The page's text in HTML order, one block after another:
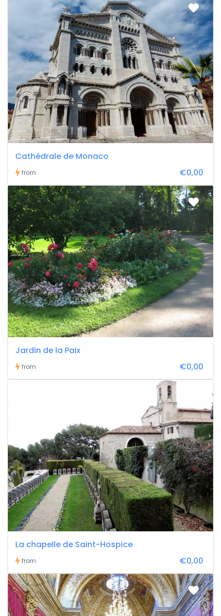
Cathédrale de Monaco
from €0,00
Jardin de la Paix
from €0,00
La chapelle de Saint-Hospice
from €0,00